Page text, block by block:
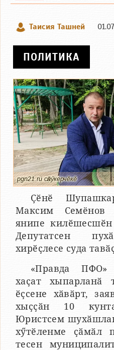
Таисия Ташней
ПОЛИТИКА
pgn21.ru сӑнӳкерчӗкӗ
Ҫӗнӗ
Максим Семёнов
янипе
Депутатсен
хирӗҫлесе суда
«Правда ПФО»
хаҫат хыпарланӑ
ӗҫсене хӑвӑрт,
хыҫҫӑн 10
Юристсем
хӳтӗленме ҫӑмӑл
тесен